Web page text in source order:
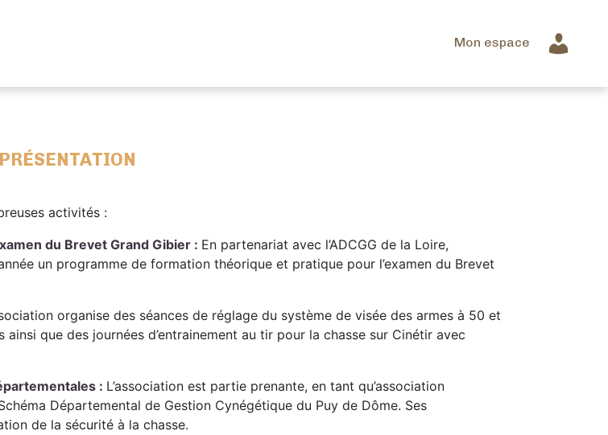
Mon espace
PRÉSENTATION
activités :
du Brevet Grand Gibier : En partenariat avec l’ADCGG de la Loire,
un programme de formation théorique et pratique pour l’examen du Brevet
organise des séances de réglage du système de visée des armes à 50 et
ainsi que des journées d’entrainement au tir pour la chasse sur Cinétir avec
: L’association est partie prenante, en tant qu’association
Départemental de Gestion Cynégétique du Puy de Dôme. Ses
de la sécurité à la chasse.